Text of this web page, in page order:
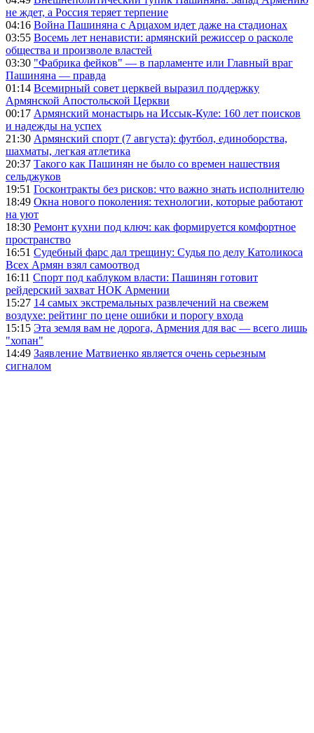
не ждет, а Россия теряет терпение
04:16 Война Пашиняна с Арцахом идет даже на стадионах
03:55 Восемь лет ненависти: армянский режиссер о расколе
общества и произволе властей
03:30 "Фабрика фейков" — в парламенте или Главный враг
Пашиняна — правда
01:14 Всемирный совет церквей выразил поддержку
Армянской Апостольской Церкви
00:17 Армянский монастырь на Иссык-Куле: 160 лет поисков
и надежды на успех
21:30 Армянский спорт (7 августа): футбол, единоборства,
шахматы, легкая атлетика
20:37 Такого как Пашинян не было со времен нашествия
сельджуков
19:51 Госконтракты без рисков: что важно знать исполнителю
18:49 Окна нового поколения: технологии, которые работают
на уют
18:30 Ремонт кухни под ключ: как формируется комфортное
пространство
16:51 Судебный фарс дал трещину: Судья по делу Католикоса
Всех Армян взял самоотвод
16:11 Спорт под каблуком власти: Пашинян готовит
рейдерский захват НОК Армении
15:27 14 самых экстремальных развлечений на свежем
воздухе: рейтинг по цене ошибки и порогу входа
15:15 Эта земля вам не дорога, Армения для вас — всего лишь
"хопан"
14:49 Заявление Матвиенко является очень серьезным
сигналом